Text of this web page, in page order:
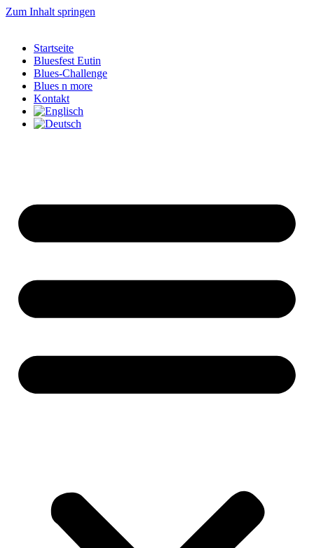
Zum Inhalt springen
Startseite
Bluesfest Eutin
Blues-Challenge
Blues n more
Kontakt